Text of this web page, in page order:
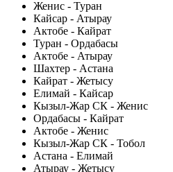
Женис - Туран
Кайсар - Атырау
Актобе - Кайрат
Туран - Ордабасы
Актобе - Атырау
Шахтер - Астана
Кайрат - Жетысу
Елимай - Кайсар
Кызыл-Жар СК - Женис
Ордабасы - Кайрат
Актобе - Женис
Кызыл-Жар СК - Тобол
Астана - Елимай
Атырау - Жетысу